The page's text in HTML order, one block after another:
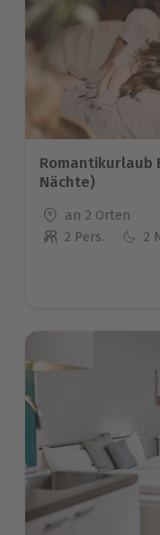
Romantikurlaub
Nächte)
Standort
an 2 Orten
Anzahl der
2 Pers. 2